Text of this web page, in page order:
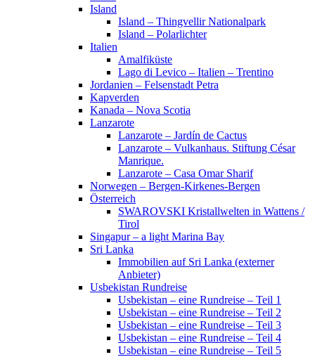
Island
Island – Thingvellir Nationalpark
Island – Polarlichter
Italien
Amalfiküste
Lago di Levico – Italien – Trentino
Jordanien – Felsenstadt Petra
Kapverden
Kanada – Nova Scotia
Lanzarote
Lanzarote – Jardín de Cactus
Lanzarote – Vulkanhaus. Stiftung César
Manrique.
Lanzarote – Casa Omar Sharif
Norwegen – Bergen-Kirkenes-Bergen
Österreich
SWAROVSKI Kristallwelten in Wattens /
Tirol
Singapur – a light Marina Bay
Sri Lanka
Immobilien auf Sri Lanka (externer
Anbieter)
Usbekistan Rundreise
Usbekistan – eine Rundreise – Teil 1
Usbekistan – eine Rundreise – Teil 2
Usbekistan – eine Rundreise – Teil 3
Usbekistan – eine Rundreise – Teil 4
Usbekistan – eine Rundreise – Teil 5